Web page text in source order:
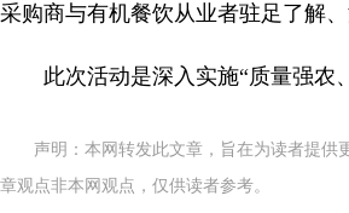
采购商与有机餐饮从业者驻足了解
此次活动是深入实施“质量强农
声明：本网转发此文章，旨在为读者提供
章观点非本网观点，仅供读者参考。